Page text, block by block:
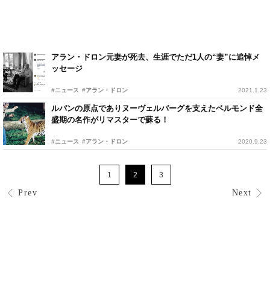
アラン・ドロン元妻が死去、生涯でただ1人の“妻”に追悼メ
ッセージ
#ニュース #アラン・ドロン 2021.1.23
ルパンの原点でありヌーヴェルバーグを支えたベルモンド全
盛期の名作がリマスターで蘇る！
#ニュース #アラン・ドロン 2020.9.23
Prev
1 2 3
Next